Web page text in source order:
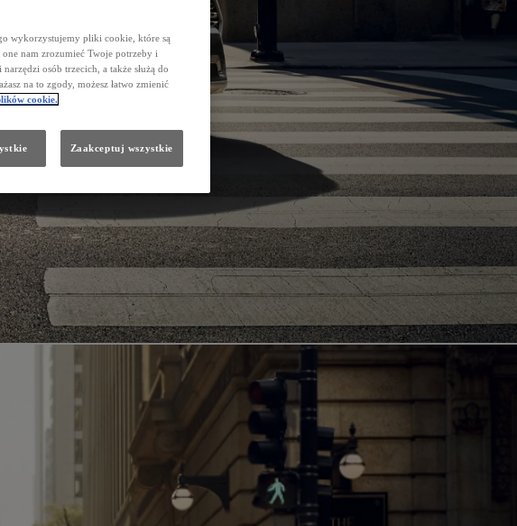
wykorzystujemy pliki cookie, które są
nam zrozumieć Twoje potrzeby i
osób trzecich, a także służą do
na to zgody, możesz łatwo zmienić
cookie.
Zaakceptuj wszystkie